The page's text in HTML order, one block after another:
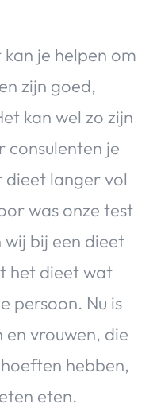
kan je helpen om
zijn goed,
kan wel zo zijn
je
dieet langer vol
was onze test
bij een dieet
het dieet wat
persoon. Nu is
vrouwen, die
hebben,
eten.